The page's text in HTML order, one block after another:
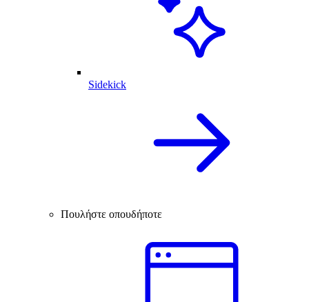
Sidekick
Πουλήστε οπουδήποτε